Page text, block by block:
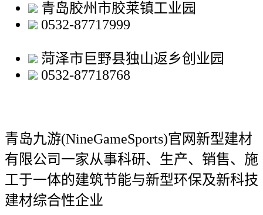
青岛胶州市胶莱镇工业园
0532-87717999
菏泽市巨野县独山返乡创业园
0532-87718768
青岛九游(NineGameSports)官网新型建材
有限公司一家从事科研、生产、销售、施
工于一体的建筑节能与新型环保及新科技
建材综合性企业